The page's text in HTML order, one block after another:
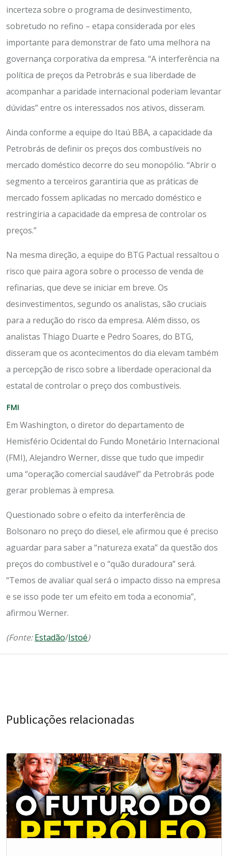
incerteza sobre o programa de desinvestimento,
sobretudo no refino – etapa considerada por eles
importante para demonstrar de fato uma melhora na
governança corporativa da empresa. “A interferência na
política de preços da Petrobrás e sua liberdade de
acompanhar a paridade internacional poderiam levantar
dúvidas” entre os interessados nos ativos, disseram.
Ainda conforme a equipe do Itaú BBA, a capacidade da
Petrobrás de definir os preços dos combustíveis no
mercado doméstico decorre do seu monopólio. “Abrir o
segmento a terceiros garantiria que as práticas de
mercado fossem aplicadas no mercado doméstico e
restringiria a capacidade da empresa de controlar os
preços.”
Na mesma direção, a equipe do BTG Pactual ressaltou o
risco que paira agora sobre o processo de venda de
refinarias, que deve se iniciar em breve. Os
desinvestimentos, segundo os analistas, são cruciais
para a redução do risco da empresa. Além disso, os
analistas Thiago Duarte e Pedro Soares, do BTG,
disseram que os acontecimentos do dia elevam também
a percepção de risco sobre a liberdade operacional da
estatal de controlar o preço dos combustíveis.
FMI
Em Washington, o diretor do departamento de
Hemisfério Ocidental do Fundo Monetário Internacional
(FMI), Alejandro Werner, disse que tudo que impedir
uma “operação comercial saudável” da Petrobrás pode
gerar problemas à empresa.
Questionado sobre o efeito da interferência de
Bolsonaro no preço do diesel, ele afirmou que é preciso
aguardar para saber a “natureza exata” da questão dos
preços do combustível e o “quão duradoura” será.
“Temos de avaliar qual será o impacto disso na empresa
e se isso pode ter um efeito em toda a economia”,
afirmou Werner.
(Fonte: Estadão/Istoé)
Publicações relacionadas